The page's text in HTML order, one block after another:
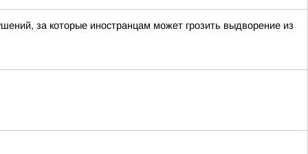
за которые иностранцам может грозить выдворение из